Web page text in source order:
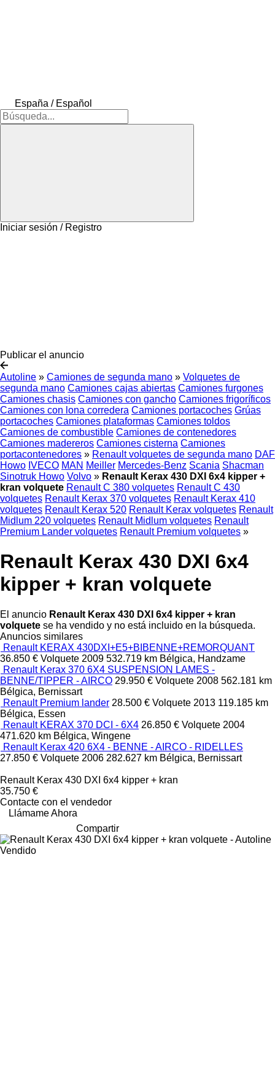
España / Español
Iniciar sesión / Registro
Publicar el anuncio
Autoline » Camiones de segunda mano » Volquetes de
segunda mano Camiones cajas abiertas Camiones furgones
Camiones chasis Camiones con gancho Camiones frigoríficos
Camiones con lona corredera Camiones portacoches Grúas
portacoches Camiones plataformas Camiones toldos
Camiones de combustible Camiones de contenedores
Camiones madereros Camiones cisterna Camiones
portacontenedores » Renault volquetes de segunda mano DAF
Howo IVECO MAN Meiller Mercedes-Benz Scania Shacman
Sinotruk Howo Volvo » Renault Kerax 430 DXI 6x4 kipper +
kran volquete Renault C 380 volquetes Renault C 430
volquetes Renault Kerax 370 volquetes Renault Kerax 410
volquetes Renault Kerax 520 Renault Kerax volquetes Renault
Midlum 220 volquetes Renault Midlum volquetes Renault
Premium Lander volquetes Renault Premium volquetes »
Renault Kerax 430 DXI 6x4
kipper + kran volquete
El anuncio Renault Kerax 430 DXI 6x4 kipper + kran
volquete se ha vendido y no está incluido en la búsqueda.
Anuncios similares
Renault KERAX 430DXI+E5+BIBENNE+REMORQUANT
36.850 € Volquete 2009 532.719 km Bélgica, Handzame
Renault Kerax 370 6X4 SUSPENSION LAMES -
BENNE/TIPPER - AIRCO 29.950 € Volquete 2008 562.181 km
Bélgica, Bernissart
Renault Premium lander 28.500 € Volquete 2013 119.185 km
Bélgica, Essen
Renault KERAX 370 DCI - 6X4 26.850 € Volquete 2004
471.620 km Bélgica, Wingene
Renault Kerax 420 6X4 - BENNE - AIRCO - RIDELLES
27.850 € Volquete 2006 282.627 km Bélgica, Bernissart
Renault Kerax 430 DXI 6x4 kipper + kran
35.750 €
Contacte con el vendedor
Llámame Ahora
Compartir
Vendido